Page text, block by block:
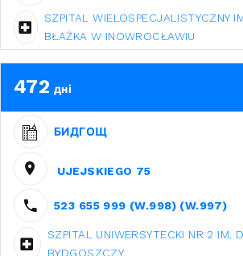
SZPITAL WIELOSPECJALISTYCZNY
BŁAŻKA W INOWROCŁAWIU
472 дні
БИДГОЩ
UJEJSKIEGO 75
523 655 999 (W.998) (W.997)
SZPITAL UNIWERSYTECKI NR 2 IM.
BYDGOSZCZY